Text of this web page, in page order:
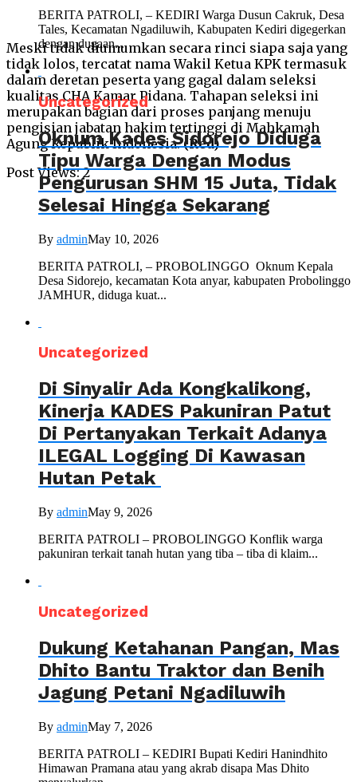
Meski tidak diumumkan secara rinci siapa saja yang
tidak lolos, tercatat nama Wakil Ketua KPK termasuk
dalam deretan peserta yang gagal dalam seleksi
kualitas CHA Kamar Pidana. Tahapan seleksi ini
merupakan bagian dari proses panjang menuju
pengisian jabatan hakim tertinggi di Mahkamah
Agung Republik Indonesia.(Red)
Post Views: 2
BERITA PATROLI, – KEDIRI Warga Dusun Cakruk, Desa
Tales, Kecamatan Ngadiluwih, Kabupaten Kediri digegerkan
dengan dugaan...
Uncategorized
Oknum Kades Sidorejo Diduga
Tipu Warga Dengan Modus
Pengurusan SHM 15 Juta, Tidak
Selesai Hingga Sekarang
By adminMay 10, 2026
BERITA PATROLI, – PROBOLINGGO Oknum Kepala
Desa Sidorejo, kecamatan Kota anyar, kabupaten Probolinggo
JAMHUR, diduga kuat...
Uncategorized
Di Sinyalir Ada Kongkalikong,
Kinerja KADES Pakuniran Patut
Di Pertanyakan Terkait Adanya
ILEGAL Logging Di Kawasan
Hutan Petak
By adminMay 9, 2026
BERITA PATROLI – PROBOLINGGO Konflik warga
pakuniran terkait tanah hutan yang tiba – tiba di klaim...
Uncategorized
Dukung Ketahanan Pangan, Mas
Dhito Bantu Traktor dan Benih
Jagung Petani Ngadiluwih
By adminMay 7, 2026
BERITA PATROLI – KEDIRI Bupati Kediri Hanindhito
Himawan Pramana atau yang akrab disapa Mas Dhito